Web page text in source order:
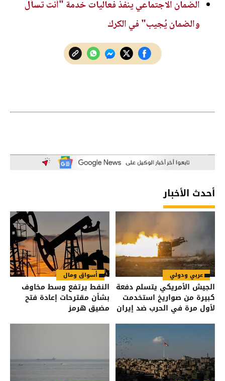
الضمان الاجتماعي ينفذ فعاليات خدمة "أنت تسأل
والضمان يُجيب" في الكرك
أحدث الأخبار
عربي ودولي
الجيش الأمريكي يتسلم دفعة
كبيرة من صواريخ استخدمت
لأول مرة في الحرب ضد إيران
أسواق ومال
النفط يرتفع وسط مخاوف
بشأن مقترحات إعادة فتح
مضيق هرمز